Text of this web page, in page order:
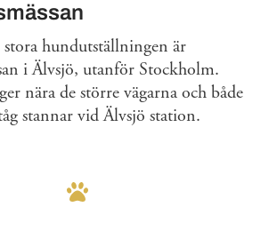
hundutställningen är
i Älvsjö, utanför Stockholm.
nära de större vägarna och både
stannar vid Älvsjö station.